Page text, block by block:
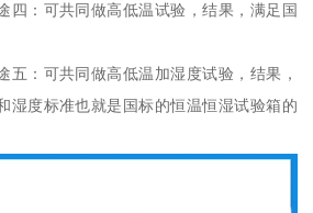
：可共同做高低温试验，结果，满足国
：可共同做高低温加湿度试验，结果，
湿度标准也就是国标的恒温恒湿试验箱的